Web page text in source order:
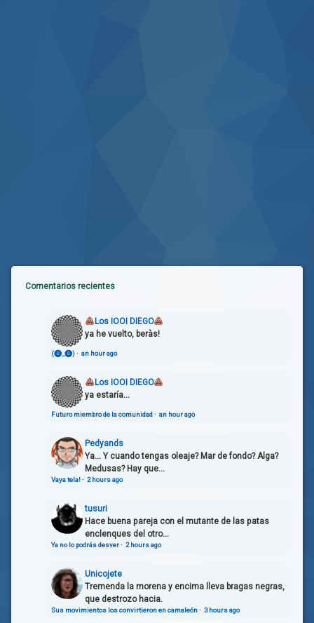
Comentarios recientes
Los IOOI DIEGO
ya he vuelto, beràs!
(⓿_⓿)· an hour ago
Los IOOI DIEGO
ya estaría...
Futuro miembro de la comunidad· an hour ago
Pedyands
Ya... Y cuando tengas oleaje? Mar de fondo? Alga?
Medusas? Hay que...
Vaya tela!· 2 hours ago
tusuri
Hace buena pareja con el mutante de las patas
enclenques del otro...
Ya no lo podrás desver· 2 hours ago
Unicojete
Tremenda la morena y encima lleva bragas negras,
que destrozo hacia.
Sus movimientos los convirtieron en camaleón· 3 hours ago